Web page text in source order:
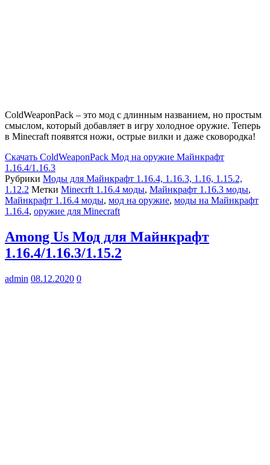
ColdWeaponPack – это мод с длинным названием, но простым
смыслом, который добавляет в игру холодное оружие. Теперь
в Minecraft появятся ножи, острые вилки и даже сковородка!
Скачать ColdWeaponPack Мод на оружие Майнкрафт
1.16.4/1.16.3
Рубрики Моды для Майнкрафт 1.16.4, 1.16.3, 1.16, 1.15.2,
1.12.2 Метки Minecrft 1.16.4 моды, Майнкрафт 1.16.3 моды,
Майнкрафт 1.16.4 моды, мод на оружие, моды на Майнкрафт
1.16.4, оружие для Minecraft
Among Us Мод для Майнкрафт
1.16.4/1.16.3/1.15.2
admin 08.12.2020 0